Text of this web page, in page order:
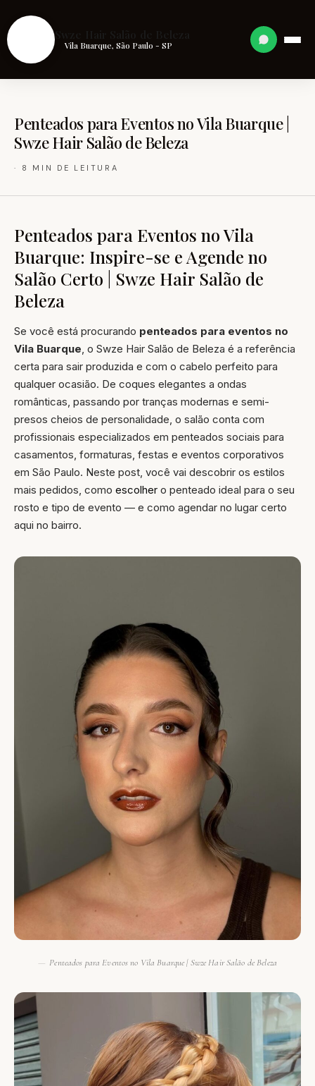
Vila Buarque, São Paulo - SP
Penteados para Eventos no Vila Buarque |
Swze Hair Salão de Beleza
· 8 MIN DE LEITURA
Penteados para Eventos no Vila
Buarque: Inspire-se e Agende no
Salão Certo | Swze Hair Salão de
Beleza
Se você está procurando penteados para eventos no
Vila Buarque, o Swze Hair Salão de Beleza é a referência
certa para sair produzida e com o cabelo perfeito para
qualquer ocasião. De coques elegantes a ondas
românticas, passando por tranças modernas e semi-
presos cheios de personalidade, o salão conta com
profissionais especializados em penteados sociais para
casamentos, formaturas, festas e eventos corporativos
em São Paulo. Neste post, você vai descobrir os estilos
mais pedidos, como escolher o penteado ideal para o seu
rosto e tipo de evento — e como agendar no lugar certo
aqui no bairro.
Penteados para Eventos no Vila Buarque | Swze Hair Salão de Beleza